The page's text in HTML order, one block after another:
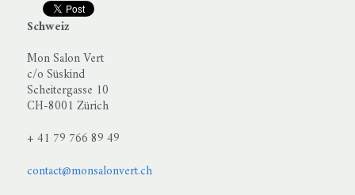
Schweiz
Mon Salon Vert
c/o Süskind
Scheitergasse 10
CH-8001 Zürich
+ 41 79 766 89 49
contact@monsalonvert.ch